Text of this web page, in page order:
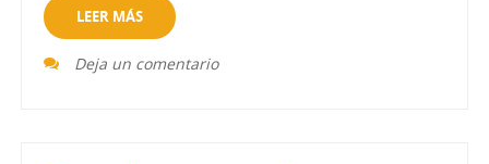
LEER MÁS
Deja un comentario